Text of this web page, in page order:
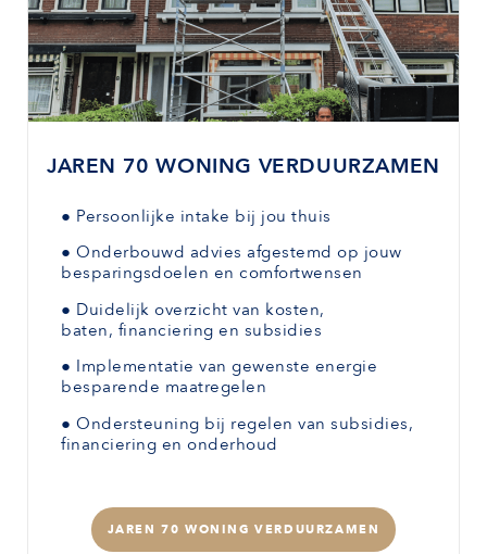
JAREN 70 WONING VERDUURZAMEN
● Persoonlijke intake bij jou thuis
● Onderbouwd advies afgestemd op jouw
besparingsdoelen en comfortwensen
● Duidelijk overzicht van kosten,
baten, financiering en subsidies
● Implementatie van gewenste energie
besparende maatregelen
● Ondersteuning bij regelen van subsidies,
financiering en onderhoud
JAREN 70 WONING VERDUURZAMEN